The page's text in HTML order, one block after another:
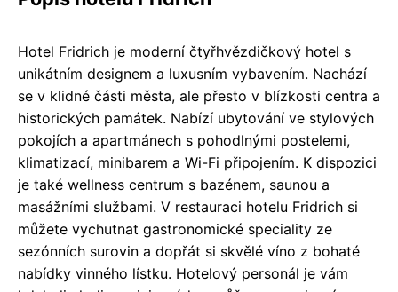
Hotel Fridrich je moderní čtyřhvězdičkový hotel s
unikátním designem a luxusním vybavením. Nachází
se v klidné části města, ale přesto v blízkosti centra a
historických památek. Nabízí ubytování ve stylových
pokojích a apartmánech s pohodlnými postelemi,
klimatizací, minibarem a Wi-Fi připojením. K dispozici
je také wellness centrum s bazénem, saunou a
masážními službami. V restauraci hotelu Fridrich si
můžete vychutnat gastronomické speciality ze
sezónních surovin a dopřát si skvělé víno z bohaté
nabídky vinného lístku. Hotelový personál je vám